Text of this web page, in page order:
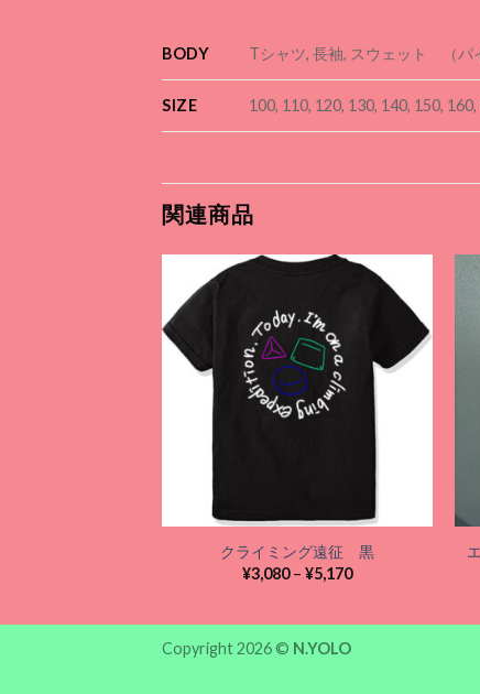
BODY Tシャツ, 長袖, スウェット （
SIZE 100, 110, 120, 130, 140, 150, 160,
関連商品
Add to
wishlist
クライミング遠征 黒
¥3,080 –¥5,170価
Copyright 2026 © N.YOLO